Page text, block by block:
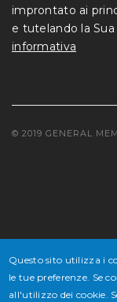
improntato ai
e tutelando la
informativa
© 2019 GENERAL
Questo sito utilizza i
le tue preferenze. Se
all'utilizzo dei cookie.